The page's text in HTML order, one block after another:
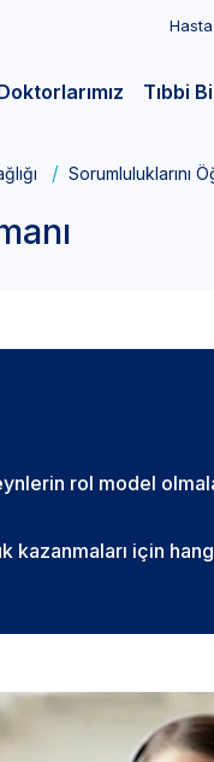
Tıbbi
Sorumluluklarını
rol model
kazanmaları için